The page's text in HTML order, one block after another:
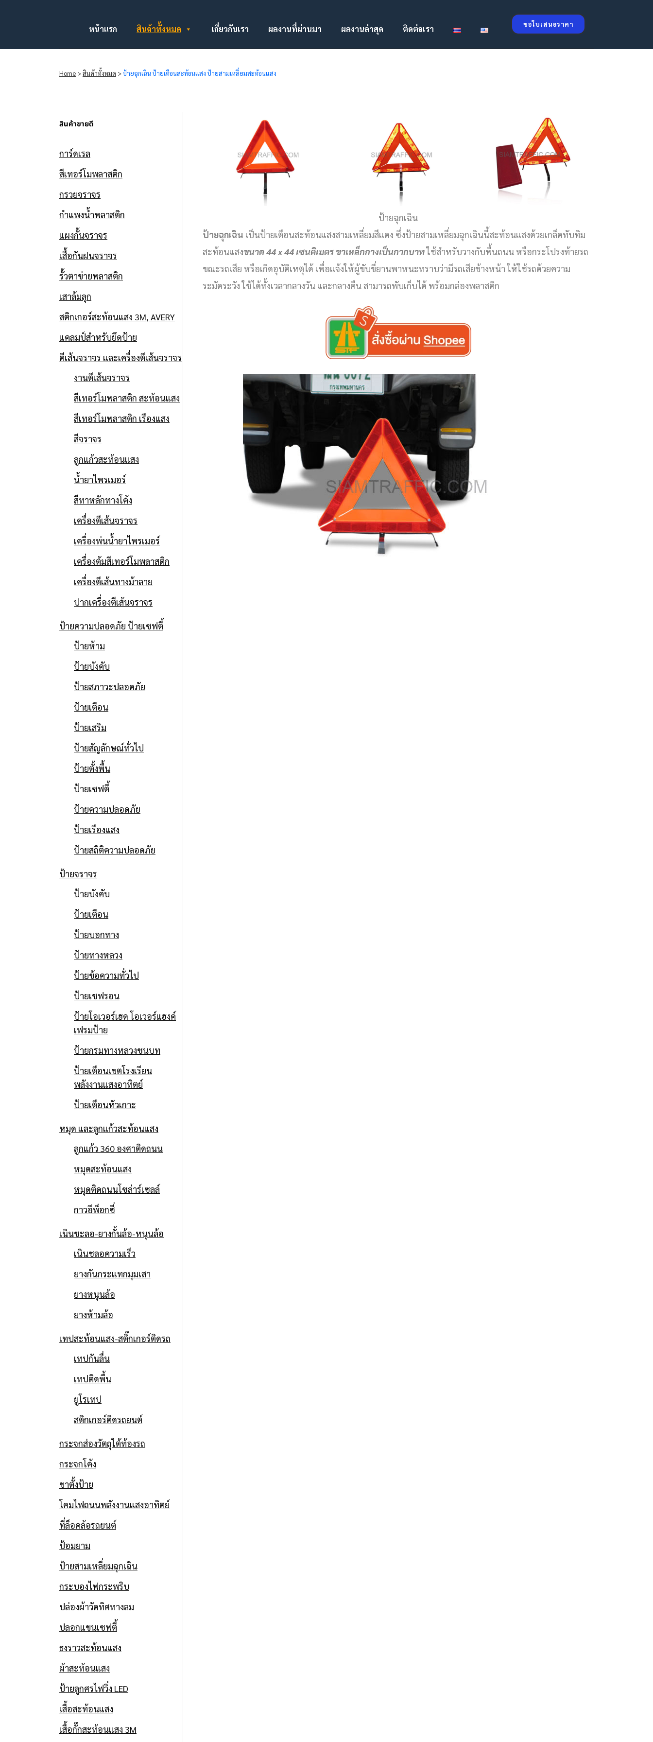
ขอใบเสนอราคา
หน้าแรก สินค้าทั้งหมด เกี่ยวกับเรา ผลงานที่ผ่านมา ผลงานล่าสุด ติดต่อเรา
Home >สินค้าทั้งหมด >ป้ายฉุกเฉิน ป้ายเตือนสะท้อนแสง ป้ายสามเหลี่ยมสะท้อนแสง
สินค้าขายดี
การ์ดเรล
สีเทอร์โมพลาสติก
กรวยจราจร
กำแพงน้ำพลาสติก
แผงกั้นจราจร
เสื้อกันฝนจราจร
รั้วตาข่ายพลาสติก
เสาล้มลุก
สติกเกอร์สะท้อนแสง 3M, AVERY
แคลมป์สำหรับยึดป้าย
ตีเส้นจราจร และเครื่องตีเส้นจราจร
งานตีเส้นจราจร
สีเทอร์โมพลาสติก สะท้อนแสง
สีเทอร์โมพลาสติก เรืองแสง
สีจราจร
ลูกแก้วสะท้อนแสง
น้ำยาไพรเมอร์
สีทาหลักทางโค้ง
เครื่องตีเส้นจราจร
เครื่องพ่นน้ำยาไพรเมอร์
เครื่องต้มสีเทอร์โมพลาสติก
เครื่องตีเส้นทางม้าลาย
ปากเครื่องตีเส้นจราจร
ป้ายความปลอดภัย ป้ายเซฟตี้
ป้ายห้าม
ป้ายบังคับ
ป้ายสภาวะปลอดภัย
ป้ายเตือน
ป้ายเสริม
ป้ายสัญลักษณ์ทั่วไป
ป้ายตั้งพื้น
ป้ายเซฟตี้
ป้ายความปลอดภัย
ป้ายเรืองแสง
ป้ายสถิติความปลอดภัย
ป้ายจราจร
ป้ายบังคับ
ป้ายเตือน
ป้ายบอกทาง
ป้ายทางหลวง
ป้ายข้อความทั่วไป
ป้ายเชฟรอน
ป้ายโอเวอร์เฮด โอเวอร์แฮงค์
เฟรมป้าย
ป้ายกรมทางหลวงชนบท
ป้ายเตือนเขตโรงเรียน
พลังงานแสงอาทิตย์
ป้ายเตือนหัวเกาะ
หมุด และลูกแก้วสะท้อนแสง
ลูกแก้ว 360 องศาติดถนน
หมุดสะท้อนแสง
หมุดติดถนนโซล่าร์เซลล์
กาวอีพ็อกซี่
เนินชะลอ-ยางกั้นล้อ-หนุนล้อ
เนินชลอความเร็ว
ยางกันกระแทกมุมเสา
ยางหนุนล้อ
ยางห้ามล้อ
เทปสะท้อนแสง-สติ๊กเกอร์ติดรถ
เทปกันลื่น
เทปติดพื้น
ยูโรเทป
สติกเกอร์ติดรถยนต์
กระจกส่องวัตถุใต้ท้องรถ
กระจกโค้ง
ขาตั้งป้าย
โคมไฟถนนพลังงานแสงอาทิตย์
ที่ล็อคล้อรถยนต์
ป้อมยาม
ป้ายสามเหลี่ยมฉุกเฉิน
กระบองไฟกระพริบ
ปล่องผ้าวัดทิศทางลม
ปลอกแขนเซฟตี้
ธงราวสะท้อนแสง
ผ้าสะท้อนแสง
ป้ายลูกศรไฟวิ่ง LED
เสื้อสะท้อนแสง
เสื้อกั๊กสะท้อนแสง 3M
ป้ายฉุกเฉิน
ป้ายฉุกเฉิน เป็นป้ายเตือนสะท้อนแสงสามเหลี่ยมสีแดง ซึ่งป้ายสามเหลี่ยมฉุกเฉินนี้สะท้อนแสงด้วยเกล็ดทับทิม
สะท้อนแสงขนาด 44 x 44 เซนติเมตรขาเหล็กกางเป็นกากบาทใช้สำหรับวางกับพื้นถนน หรือกระโปรงท้ายรถ
ขณะรถเสีย หรือเกิดอุบัติเหตุได้ เพื่อแจ้งให้ผู้ขับขี่ยานพาหนะทราบว่ามีรถเสียข้างหน้า ให้ใช้รถด้วยความ
ระมัดระวัง ใช้ได้ทั้งเวลากลางวัน และกลางคืน สามารถพับเก็บได้ พร้อมกล่องพลาสติก